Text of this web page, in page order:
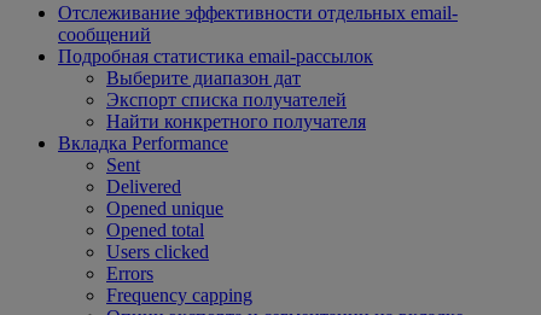
Отслеживание эффективности отдельных email-
сообщений
Подробная статистика email-рассылок
Выберите диапазон дат
Экспорт списка получателей
Найти конкретного получателя
Вкладка Performance
Sent
Delivered
Opened unique
Opened total
Users clicked
Errors
Frequency capping